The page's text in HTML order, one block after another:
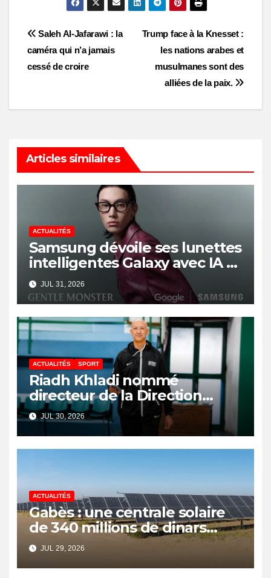
Post
navigation
Trump face à la Knesset :
les nations arabes et
musulmanes sont des
alliées de la paix.
Saleh Al-Jafarawi : la
caméra qui n’a jamais
cessé de croire
Articles similaires
ACTUALITÉS
Samsung dévoile ses lunettes
intelligentes Galaxy avec IA et
Gemini
JUL 31, 2026
ACTUALITÉS SPORT
Riadh Khladi nommé
directeur de la Direction
Nationale de l’Arbitrage
JUL 30, 2026
ACTUALITÉS
Gabès : une centrale solaire
de 340 millions de dinars
pour renforcer la transition
énergétique et créer 400
emplois
JUL 29, 2026